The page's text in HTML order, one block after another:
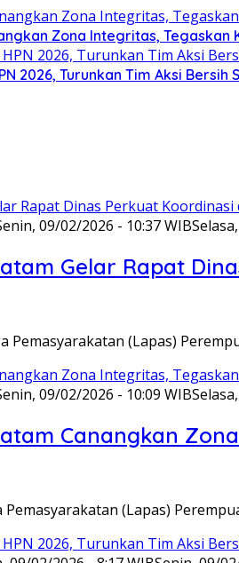
Zona Integritas, Tegaskan
2026, Turunkan Tim Aksi Bersih
09/02/2026 - 10:37 WIB
Gelar Rapat
Pemasyarakatan (Lapas)
09/02/2026 - 10:09 WIB
Canangkan
Pemasyarakatan (Lapas)